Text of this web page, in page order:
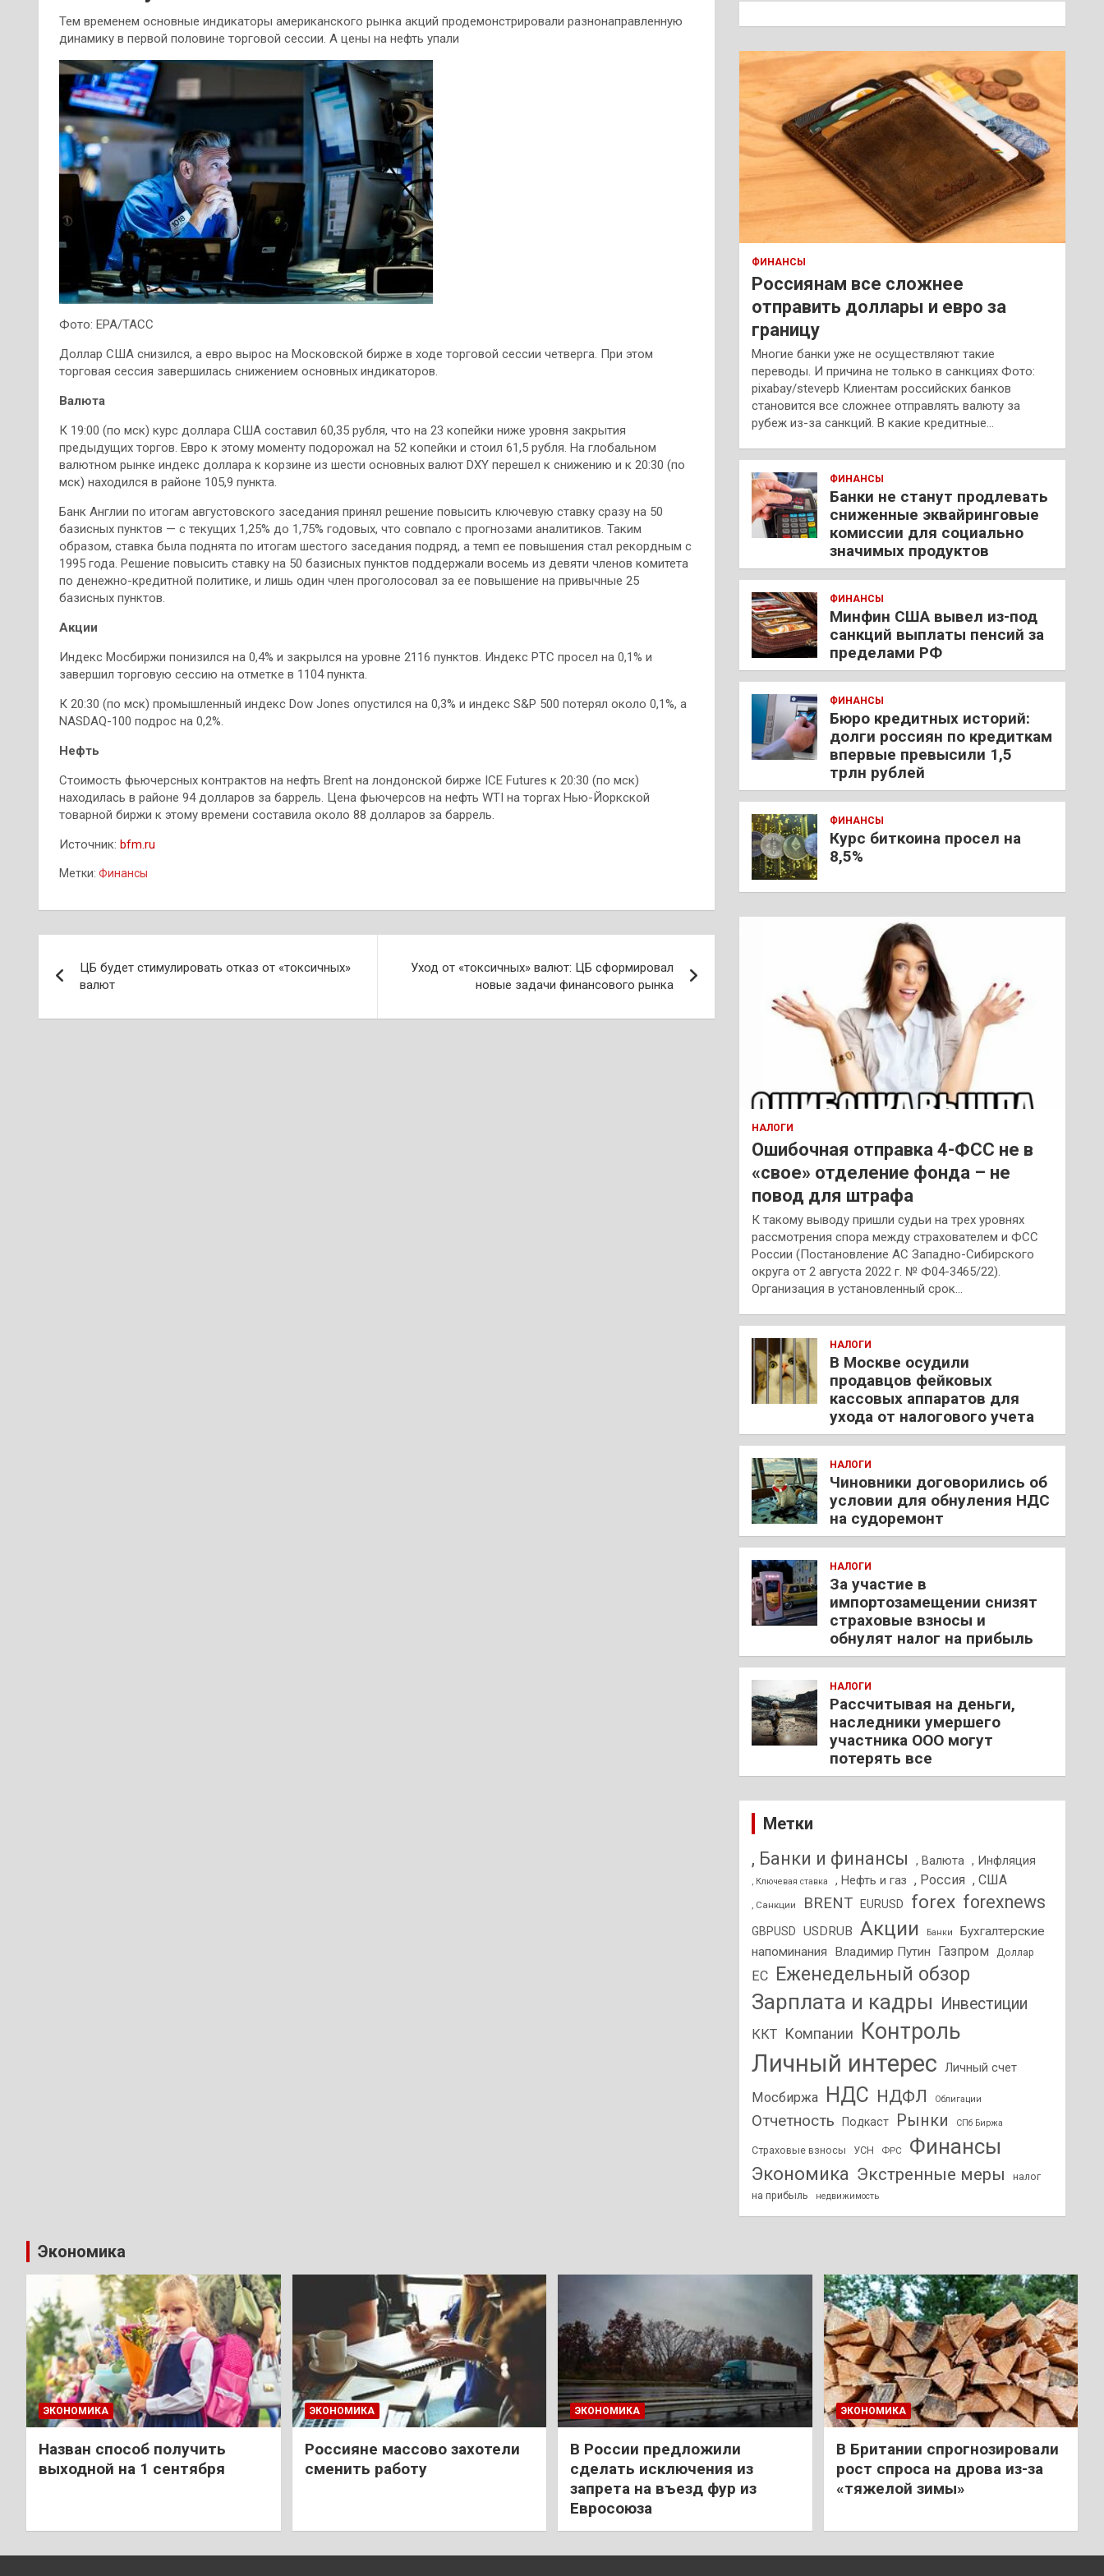
Тем временем основные индикаторы американского рынка акций продемонстрировали разнонаправленную
динамику в первой половине торговой сессии. А цены на нефть упали
Фото: EPA/ТАСС
Доллар США снизился, а евро вырос на Московской бирже в ходе торговой сессии четверга. При этом
торговая сессия завершилась снижением основных индикаторов.
Валюта
К 19:00 (по мск) курс доллара США составил 60,35 рубля, что на 23 копейки ниже уровня закрытия
предыдущих торгов. Евро к этому моменту подорожал на 52 копейки и стоил 61,5 рубля. На глобальном
валютном рынке индекс доллара к корзине из шести основных валют DXY перешел к снижению и к 20:30 (по
мск) находился в районе 105,9 пункта.
Банк Англии по итогам августовского заседания принял решение повысить ключевую ставку сразу на 50
базисных пунктов — с текущих 1,25% до 1,75% годовых, что совпало с прогнозами аналитиков. Таким
образом, ставка была поднята по итогам шестого заседания подряд, а темп ее повышения стал рекордным с
1995 года. Решение повысить ставку на 50 базисных пунктов поддержали восемь из девяти членов комитета
по денежно-кредитной политике, и лишь один член проголосовал за ее повышение на привычные 25
базисных пунктов.
Акции
Индекс Мосбиржи понизился на 0,4% и закрылся на уровне 2116 пунктов. Индекс РТС просел на 0,1% и
завершил торговую сессию на отметке в 1104 пункта.
К 20:30 (по мск) промышленный индекс Dow Jones опустился на 0,3% и индекс S&P 500 потерял около 0,1%, а
NASDAQ-100 подрос на 0,2%.
Нефть
Стоимость фьючерсных контрактов на нефть Brent на лондонской бирже ICE Futures к 20:30 (по мск)
находилась в районе 94 долларов за баррель. Цена фьючерсов на нефть WTI на торгах Нью-Йоркской
товарной биржи к этому времени составила около 88 долларов за баррель.
Источник: bfm.ru
Метки: Финансы
по
записям
ЦБ будет стимулировать отказ от «токсичных»
валют
Уход от «токсичных» валют: ЦБ сформировал
новые задачи финансового рынка
к
ФИНАНСЫ
Россиянам все сложнее
отправить доллары и евро за
границу
Многие банки уже не осуществляют такие
переводы. И причина не только в санкциях Фото:
pixabay/stevepb Клиентам российских банков
становится все сложнее отправлять валюту за
рубеж из-за санкций. В какие кредитные…
ФИНАНСЫ
Банки не станут продлевать
сниженные эквайринговые
комиссии для социально
значимых продуктов
ФИНАНСЫ
Минфин США вывел из-под
санкций выплаты пенсий за
пределами РФ
ФИНАНСЫ
Бюро кредитных историй:
долги россиян по кредиткам
впервые превысили 1,5
трлн рублей
ФИНАНСЫ
Курс биткоина просел на
8,5%
НАЛОГИ
Ошибочная отправка 4-ФСС не в
«свое» отделение фонда – не
повод для штрафа
К такому выводу пришли судьи на трех уровнях
рассмотрения спора между страхователем и ФСС
России (Постановление АС Западно-Сибирского
округа от 2 августа 2022 г. № Ф04-3465/22).
Организация в установленный срок…
НАЛОГИ
В Москве осудили
продавцов фейковых
кассовых аппаратов для
ухода от налогового учета
НАЛОГИ
Чиновники договорились об
условии для обнуления НДС
на судоремонт
НАЛОГИ
За участие в
импортозамещении снизят
страховые взносы и
обнулят налог на прибыль
НАЛОГИ
Рассчитывая на деньги,
наследники умершего
участника ООО могут
потерять все
Метки
, Банки и финансы , Валюта , Инфляция
, Ключевая ставка , Нефть и газ , Россия , США
, Санкции BRENT EURUSD forex forexnews
GBPUSD USDRUB Акции Банки
Бухгалтерские
напоминания
Владимир Путин Газпром Доллар
ЕС Еженедельный обзор
Зарплата и кадры Инвестиции
ККТ Компании Контроль
Личный интерес Личный счет
Мосбиржа НДС НДФЛ Облигации
Отчетность Подкаст Рынки СПб Биржа
Страховые взносы УСН ФРС Финансы
Экономика Экстренные меры
налог
на прибыль
недвижимость
Экономика
ЭКОНОМИКА
Назван способ получить
выходной на 1 сентября
ЭКОНОМИКА
Россияне массово захотели
сменить работу
ЭКОНОМИКА
В России предложили
сделать исключения из
запрета на въезд фур из
Евросоюза
ЭКОНОМИКА
В Британии спрогнозировали
рост спроса на дрова из-за
«тяжелой зимы»